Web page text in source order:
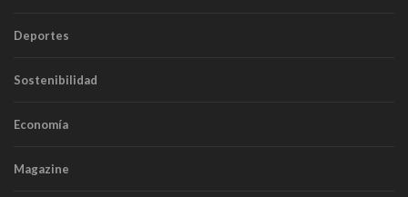
Deportes
Sostenibilidad
Economía
Magazine